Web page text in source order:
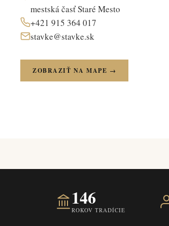
mestská časť Staré Mesto
+421 915 364 017
stavke@stavke.sk
ZOBRAZIŤ NA MAPE →
146
ROKOV TRADÍCIE